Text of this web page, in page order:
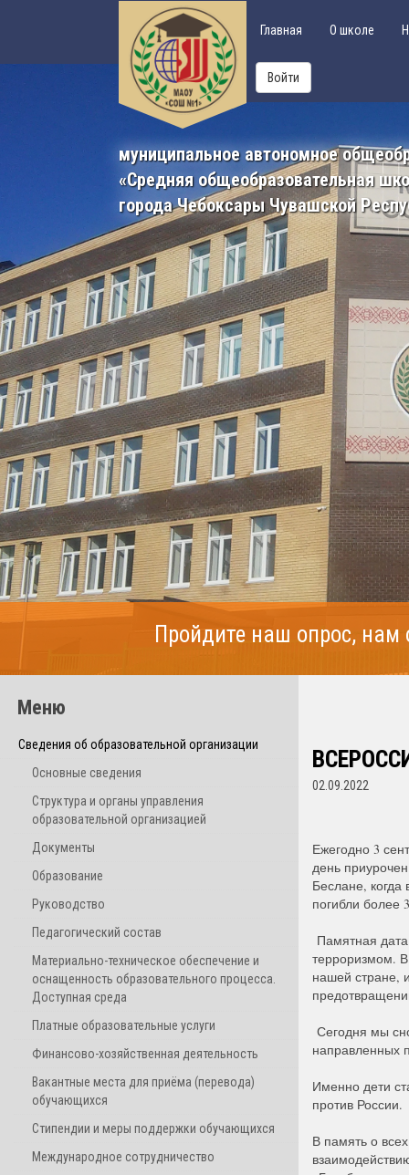
Главная О школе
Войти
муниципальное автономное
«Средняя общеобразовательная
города Чебоксары Чувашской
Пройдите наш опрос,
Меню
Сведения об образовательной организации
Основные сведения
Структура и органы управления
образовательной организацией
Документы
Образование
Руководство
Педагогический состав
Материально-техническое обеспечение и
оснащенность образовательного процесса.
Доступная среда
Платные образовательные услуги
Финансово-хозяйственная деятельность
Вакантные места для приёма (перевода)
обучающихся
Стипендии и меры поддержки обучающихся
Международное сотрудничество
02.09.2022
Ежегодно 3
день
Беслане, когда
погибли более
Памятная
терроризмом. В
нашей стране,
Сегодня мы
направленных
Именно дети
против России.
В память о